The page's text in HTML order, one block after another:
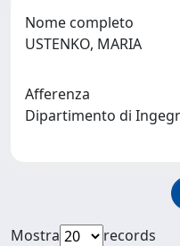
Nome completo
USTENKO, MARIA
Afferenza
Dipartimento di
Mostra
records